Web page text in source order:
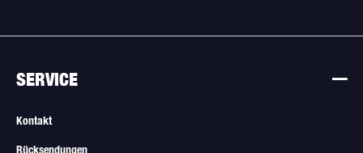
SERVICE
Kontakt
Rücksendungen